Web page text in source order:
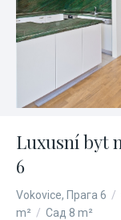
Luxusní byt
6
Vokovice, Прага 6 /
m² / Сад 8 m²